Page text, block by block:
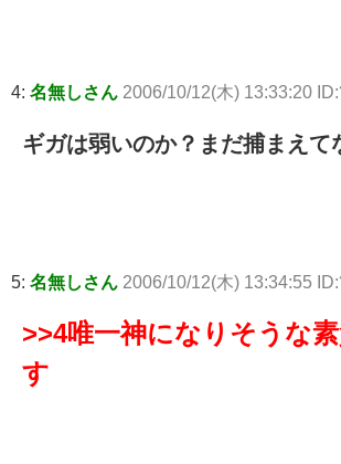
4: 名無しさん 2006/10/12(木) 13:33:20
ギガは弱いのか？まだ捕まえて
5: 名無しさん 2006/10/12(木) 13:34:55
>>4唯一神になりそうな
す